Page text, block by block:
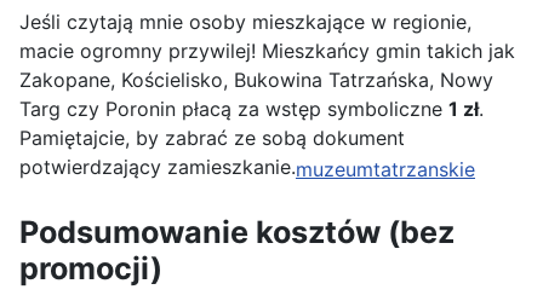
Jeśli czytają mnie osoby mieszkające w regionie,
macie ogromny przywilej! Mieszkańcy gmin takich jak
Zakopane, Kościelisko, Bukowina Tatrzańska, Nowy
Targ czy Poronin płacą za wstęp symboliczne 1 zł.
Pamiętajcie, by zabrać ze sobą dokument
potwierdzający zamieszkanie.muzeumtatrzanskie
Podsumowanie kosztów (bez
promocji)